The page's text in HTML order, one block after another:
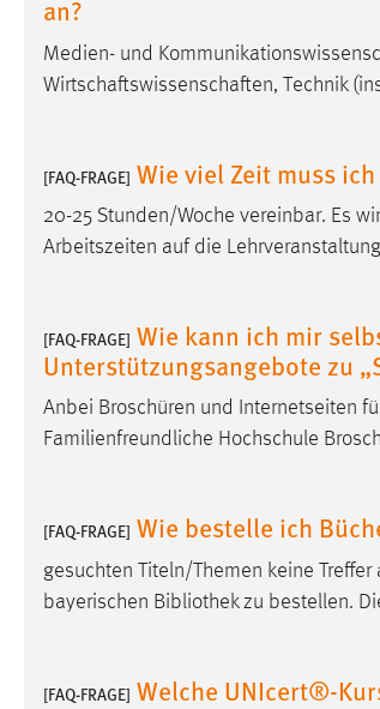
an?
Medien- und
Wirtschaftswissenschaften, Technik
[FAQ-FRAGE] Wie viel Zeit muss
20-25 Stunden/Woche vereinbar. Es
Arbeitszeiten auf die
[FAQ-FRAGE] Wie kann ich mir
Unterstützungsangebote zu
Anbei Broschüren und Internetseiten
Familienfreundliche Hochschule
[FAQ-FRAGE] Wie bestelle ich
gesuchten Titeln/Themen keine
bayerischen Bibliothek zu bestellen.
[FAQ-FRAGE] Welche UNIcert®-
Einverständnis
Name: cookie_consent
des Benutzers
Cookie Laufzeit:
Name: staticfilecache
Zweck:
in diesem Cookie
eingeloggt ist.
Sprachpräferenz
Name: site-language-preference
Zweck:
Das Cookie speichert die
Cookie Laufzeit: